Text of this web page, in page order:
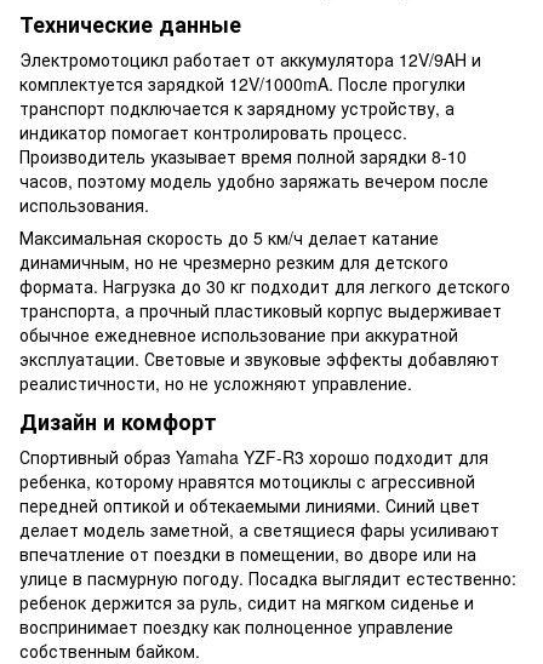
Технические данные
Электромотоцикл работает от аккумулятора 12V/9AH и
комплектуется зарядкой 12V/1000mA. После прогулки
транспорт подключается к зарядному устройству, а
индикатор помогает контролировать процесс.
Производитель указывает время полной зарядки 8-10
часов, поэтому модель удобно заряжать вечером после
использования.
Максимальная скорость до 5 км/ч делает катание
динамичным, но не чрезмерно резким для детского
формата. Нагрузка до 30 кг подходит для легкого детского
транспорта, а прочный пластиковый корпус выдерживает
обычное ежедневное использование при аккуратной
эксплуатации. Световые и звуковые эффекты добавляют
реалистичности, но не усложняют управление.
Дизайн и комфорт
Спортивный образ Yamaha YZF-R3 хорошо подходит для
ребенка, которому нравятся мотоциклы с агрессивной
передней оптикой и обтекаемыми линиями. Синий цвет
делает модель заметной, а светящиеся фары усиливают
впечатление от поездки в помещении, во дворе или на
улице в пасмурную погоду. Посадка выглядит естественно:
ребенок держится за руль, сидит на мягком сиденье и
воспринимает поездку как полноценное управление
собственным байком.